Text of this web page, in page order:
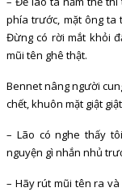
phía trước, mặt ông ta
Đừng có rời mắt khỏi
mũi tên ghê thật.
Bennet nâng người
chết, khuôn mặt giật
– Lão có nghe thấy
nguyện gì nhắn nhủ
– Hãy rút mũi tên ra